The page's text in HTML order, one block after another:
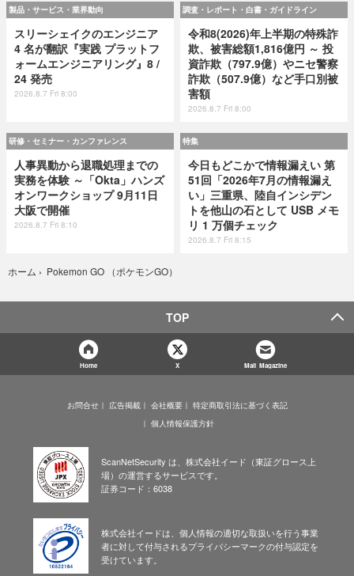
製品・サービス・業界動向
スリーシェイクのエンジニア
4 名が翻訳『実践 プラットフ
ォームエンジニアリング』8 /
24 発売
2026.8.7 Fri 8:00
調査・レポート・白書・ガイドライン
令和8(2026)年上半期の特殊詐
欺、被害総額1,816億円 ～ 投
資詐欺（797.9億）やニセ警察
詐欺（507.9億）など手口別被
害額
2026.8.7 Fri 8:00
研修・セミナー・カンファレンス
人事異動から退職処理までの
実務を体験 ～「Okta」ハンズ
オンワークショップ 9月11日
大阪で開催
2026.8.7 Fri 8:10
特集
今日もどこかで情報漏えい 第
51回「2026年7月の情報漏え
い」三重県、陸自インシデン
トを他山の石として USB メモ
リ 1 万個チェック
2026.8.7 Fri 8:15
ホーム › Pokemon GO （ポケモンGO）
TOP
Home X Mail Magazine
お問合せ 広告掲載 会社概要
特定商取引法に基づく表記
個人情報保護方針
ScanNetSecurity は、株式会社イード（東証グロース上
場）の運営するサービスです。
証券コード：6038
株式会社イードは、個人情報の適切な取扱いを行う事業
者に対して付与されるプライバシーマークの付与認定を
受けています。